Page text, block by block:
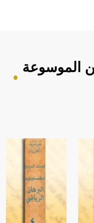
الموسوعة